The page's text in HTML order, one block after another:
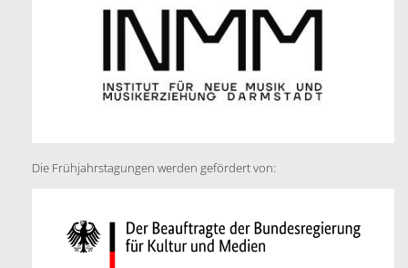
Die Frühjahrstagungen werden gefördert von: